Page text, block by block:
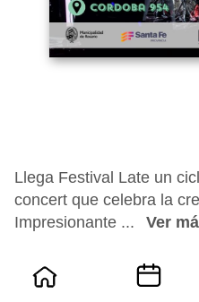
Llega Festival Late un
concert que celebra la
Impresionante ...
Ver